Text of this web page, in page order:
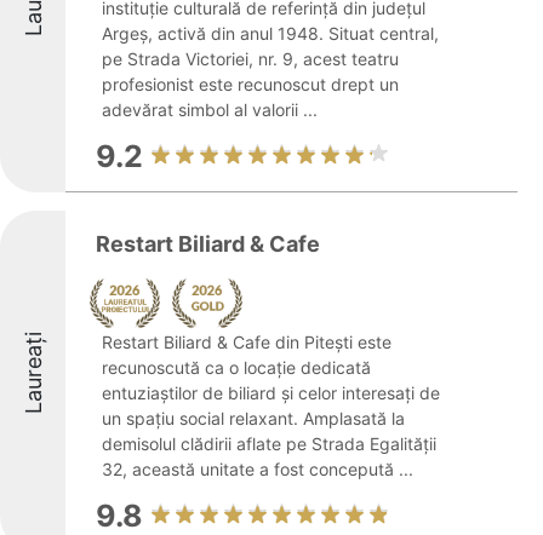
instituție culturală de referință din județul
Argeș, activă din anul 1948. Situat central,
pe Strada Victoriei, nr. 9, acest teatru
profesionist este recunoscut drept un
adevărat simbol al valorii ...
9.2
Laureați
Restart Biliard & Cafe
Restart Biliard & Cafe din Pitești este
recunoscută ca o locație dedicată
entuziaștilor de biliard și celor interesați de
un spațiu social relaxant. Amplasată la
demisolul clădirii aflate pe Strada Egalității
32, această unitate a fost concepută ...
9.8